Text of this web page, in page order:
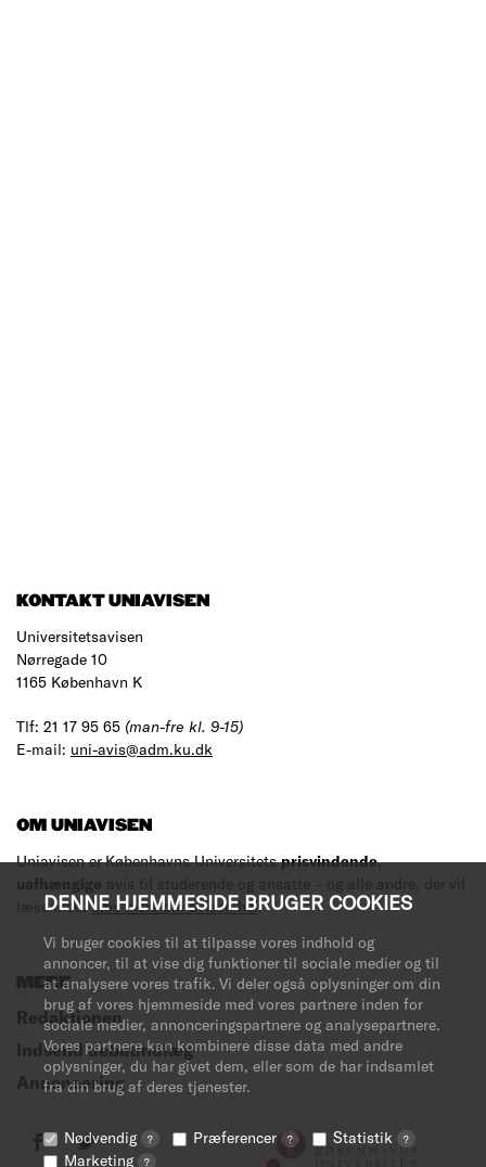
DENNE HJEMMESIDE BRUGER COOKIES
Vi bruger cookies til at tilpasse vores indhold og
annoncer, til at vise dig funktioner til sociale medier og til
at analysere vores trafik. Vi deler også oplysninger om din
brug af vores hjemmeside med vores partnere inden for
sociale medier, annonceringspartnere og analysepartnere.
Vores partnere kan kombinere disse data med andre
oplysninger, du har givet dem, eller som de har indsamlet
fra din brug af deres tjenester.
Nødvendig ? Præferencer ? Statistik ?
Marketing ?
KONTAKT UNIAVISEN
Universitetsavisen
Nørregade 10
1165 København K
Tlf: 21 17 95 65 (man-fre kl. 9-15)
E-mail: uni-avis@adm.ku.dk
OM UNIAVISEN
Uniavisen er Københavns Universitetsprisvindende,
uafhængige avis til studerende og ansatte – og alle andre, der vil
læse med.Læs mere om avisen her.
MERE
Redaktionen
Indsend debatindlæg
Annoncering